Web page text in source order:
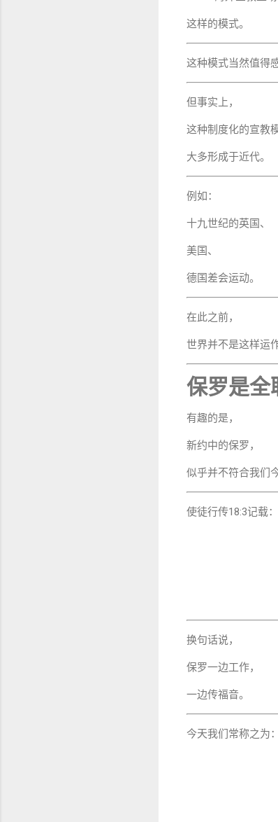
这样的模式。
这种模式当然值得感
但事实上，
这种制度化的宣教模
大多形成于近代。
例如：
十九世纪的英国、
美国、
德国差会运动。
在此之前，
世界并不是这样运作
保罗是全
有趣的是，
新约中的保罗，
似乎并不符合我们
使徒行传18:3记载：
换句话说，
保罗一边工作，
一边传福音。
今天我们常称之为：